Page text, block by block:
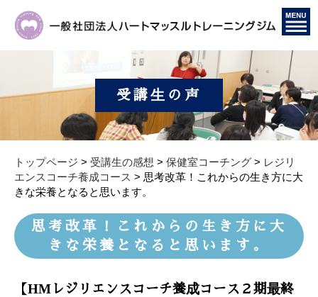
受講生の声
トップページ > 受講生の感想 > 保健室コーチング > レジリ
エンスコーチ養成コース > 思考改革！これからの生き方に大
きな栄養となると思います。
思考改革！これからの生き方に大
きな栄養となると思います。
【HMレジリエンスコーチ養成コース２期最終